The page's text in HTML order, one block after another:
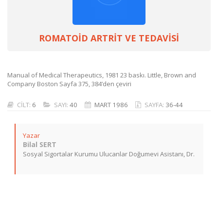
ROMATOİD ARTRİT VE TEDAVİSİ
Manual of Medical Therapeutics, 1981 23 baskı. Little, Brown and
Company Boston Sayfa 375, 384’den çeviri
CİLT: 6 SAYI: 40 MART 1986 SAYFA: 36-44
Yazar
Bilal SERT
Sosyal Sigortalar Kurumu Ulucanlar Doğumevi Asistanı, Dr.